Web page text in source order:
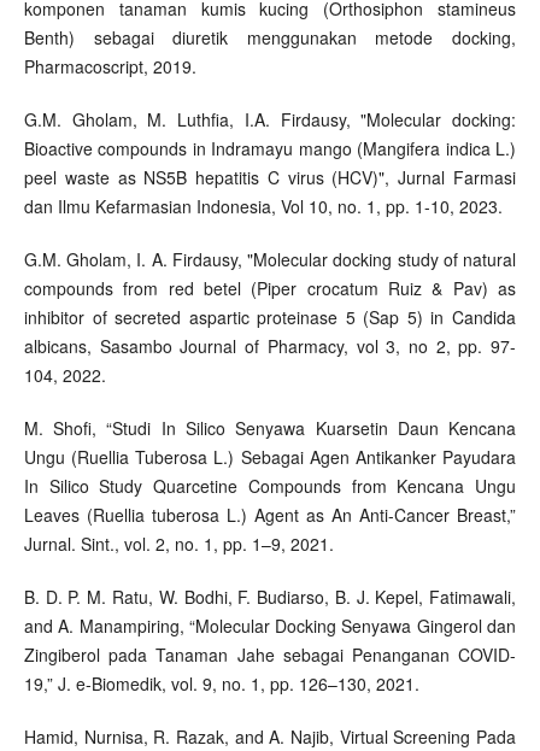
komponen tanaman kumis kucing (Orthosiphon stamineus
Benth) sebagai diuretik menggunakan metode docking,
Pharmacoscript, 2019.
G.M. Gholam, M. Luthfia, I.A. Firdausy, "Molecular docking:
Bioactive compounds in Indramayu mango (Mangifera indica L.)
peel waste as NS5B hepatitis C virus (HCV)", Jurnal Farmasi
dan Ilmu Kefarmasian Indonesia, Vol 10, no. 1, pp. 1-10, 2023.
G.M. Gholam, I. A. Firdausy, "Molecular docking study of natural
compounds from red betel (Piper crocatum Ruiz & Pav) as
inhibitor of secreted aspartic proteinase 5 (Sap 5) in Candida
albicans, Sasambo Journal of Pharmacy, vol 3, no 2, pp. 97-
104, 2022.
M. Shofi, “Studi In Silico Senyawa Kuarsetin Daun Kencana
Ungu (Ruellia Tuberosa L.) Sebagai Agen Antikanker Payudara
In Silico Study Quarcetine Compounds from Kencana Ungu
Leaves (Ruellia tuberosa L.) Agent as An Anti-Cancer Breast,”
Jurnal. Sint., vol. 2, no. 1, pp. 1–9, 2021.
B. D. P. M. Ratu, W. Bodhi, F. Budiarso, B. J. Kepel, Fatimawali,
and A. Manampiring, “Molecular Docking Senyawa Gingerol dan
Zingiberol pada Tanaman Jahe sebagai Penanganan COVID-
19,” J. e-Biomedik, vol. 9, no. 1, pp. 126–130, 2021.
Hamid, Nurnisa, R. Razak, and A. Najib, Virtual Screening Pada